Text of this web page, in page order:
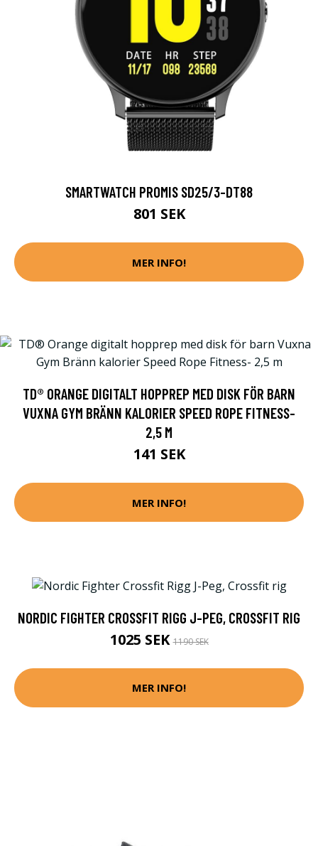
SMARTWATCH PROMIS SD25/3-DT88
801 SEK
MER INFO!
TD® ORANGE DIGITALT HOPPREP MED DISK FÖR BARN
VUXNA GYM BRÄNN KALORIER SPEED ROPE FITNESS-
2,5 M
141 SEK
MER INFO!
NORDIC FIGHTER CROSSFIT RIGG J-PEG, CROSSFIT RIG
1025 SEK1190 SEK
MER INFO!